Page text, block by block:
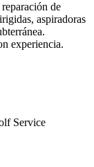
de
aspiradoras
experiencia.